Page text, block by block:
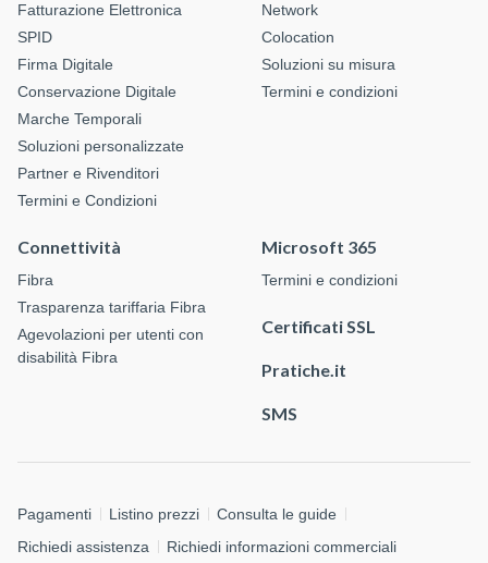
Fatturazione Elettronica
SPID
Firma Digitale
Conservazione Digitale
Marche Temporali
Soluzioni personalizzate
Partner e Rivenditori
Termini e Condizioni
Network
Colocation
Soluzioni su misura
Termini e condizioni
Connettività
Fibra
Trasparenza tariffaria Fibra
Agevolazioni per utenti con
disabilità Fibra
Microsoft 365
Termini e condizioni
Certificati SSL
Pratiche.it
SMS
Pagamenti Listino prezzi
Consulta le guide
Richiedi assistenza
Richiedi informazioni commerciali